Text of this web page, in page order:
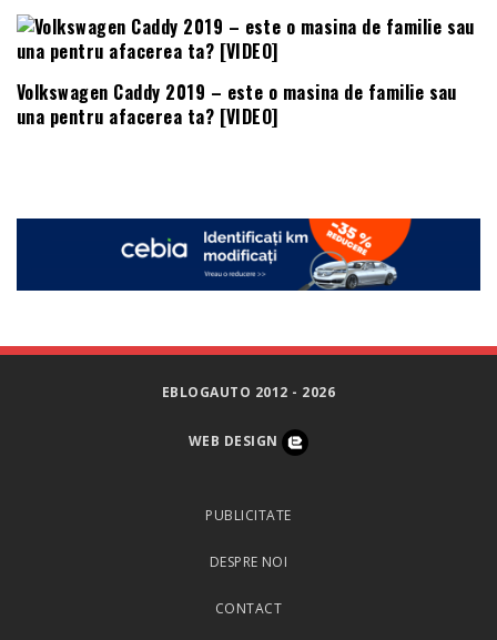
Volkswagen Caddy 2019 – este o masina de familie sau
una pentru afacerea ta? [VIDEO]
EBLOGAUTO 2012 - 2026
WEB DESIGN
PUBLICITATE
DESPRE NOI
CONTACT